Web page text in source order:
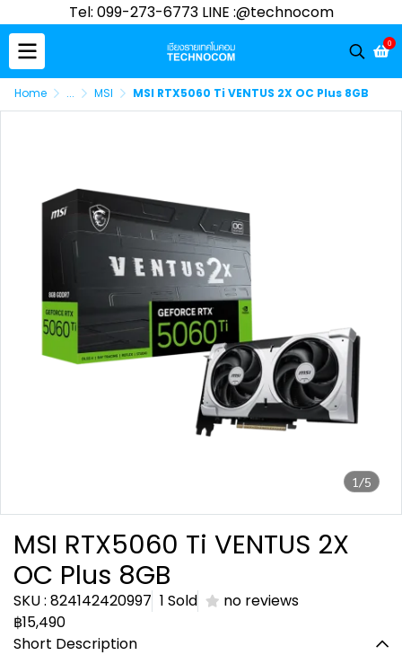
Tel: 099-273-6773 LINE :@technocom
0
Home ... MSI MSI RTX5060 Ti VENTUS 2X OC Plus 8GB
1/5
MSI RTX5060 Ti VENTUS 2X
OC Plus 8GB
SKU : 824142420997 1 Sold
no reviews
฿15,490
Short Description